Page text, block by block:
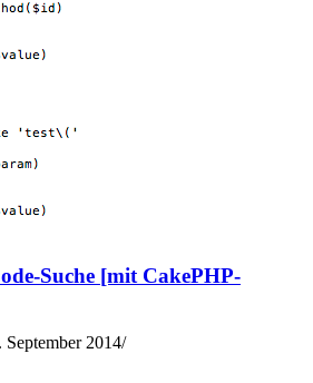
Suche [mit CakePHP-
September 2014